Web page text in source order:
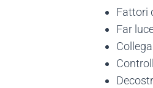
Fattori
Far